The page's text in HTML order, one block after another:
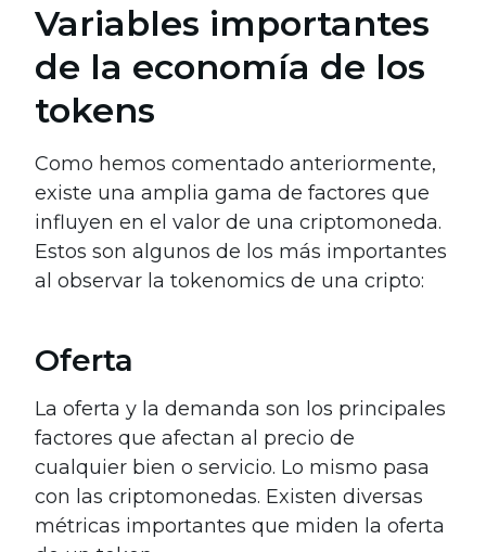
Variables importantes
de la economía de los
tokens
Como hemos comentado anteriormente,
existe una amplia gama de factores que
influyen en el valor de una criptomoneda.
Estos son algunos de los más importantes
al observar la tokenomics de una cripto:
Oferta
La oferta y la demanda son los principales
factores que afectan al precio de
cualquier bien o servicio. Lo mismo pasa
con las criptomonedas. Existen diversas
métricas importantes que miden la oferta